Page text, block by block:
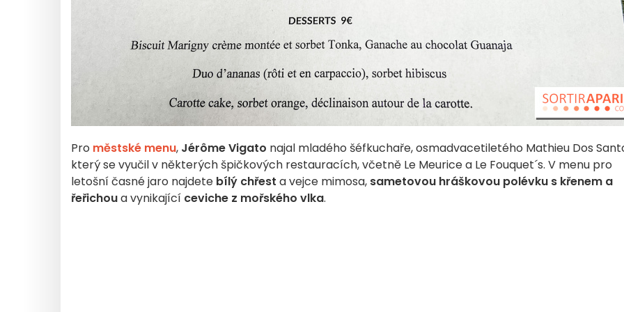
Pro městské menu, Jérôme Vigato najal mladého šéfkuchaře, osmadvacetiletého Mathieu Dos
který se vyučil v některých špičkových restauracích, včetně Le Meurice a Le Fouquet´s. V menu pro
letošní časné jaro najdete bílý chřest a vejce mimosa, sametovou hráškovou polévku s křenem a
řeřichoua vynikající ceviche z mořského vlka.